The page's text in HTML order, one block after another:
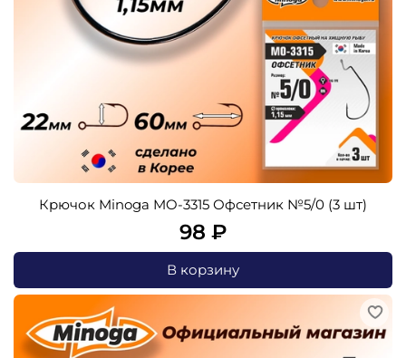
Крючок Minoga MO-3315 Офсетник №5/0 (3 шт)
98 ₽
В корзину